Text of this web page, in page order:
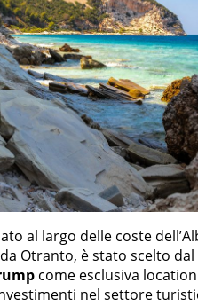
al largo delle coste
Otranto, è stato scelto
come esclusiva
nel settore